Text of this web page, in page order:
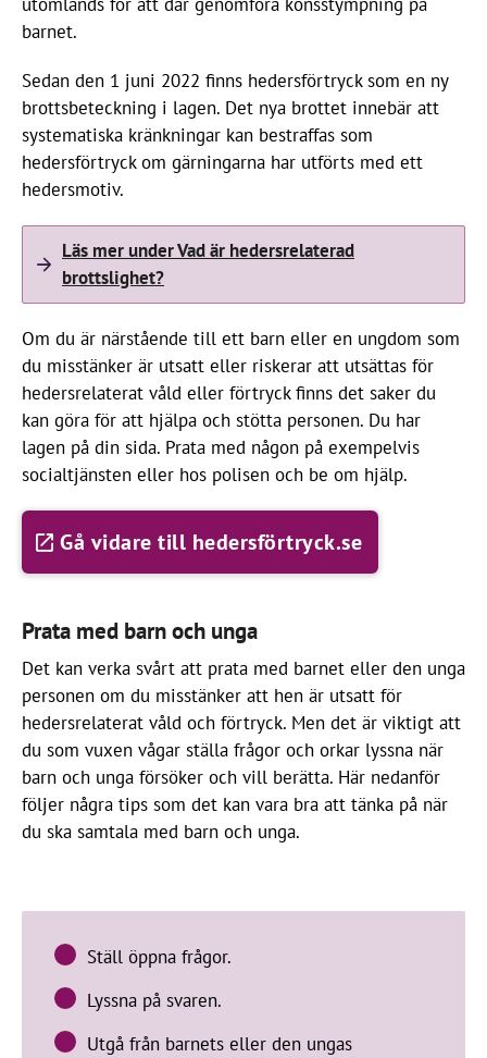
barnet.
Sedan den 1 juni 2022 finns hedersförtryck som en ny
brottsbeteckning i lagen. Det nya brottet innebär att
systematiska kränkningar kan bestraffas som
hedersförtryck om gärningarna har utförts med ett
hedersmotiv.
Läs mer under Vad är hedersrelaterad
brottslighet?
Om du är närstående till ett barn eller en ungdom som
du misstänker är utsatt eller riskerar att utsättas för
hedersrelaterat våld eller förtryck finns det saker du
kan göra för att hjälpa och stötta personen. Du har
lagen på din sida. Prata med någon på exempelvis
socialtjänsten eller hos polisen och be om hjälp.
Gå vidare till hedersförtryck.se
Prata med barn och unga
Det kan verka svårt att prata med barnet eller den unga
personen om du misstänker att hen är utsatt för
hedersrelaterat våld och förtryck. Men det är viktigt att
du som vuxen vågar ställa frågor och orkar lyssna när
barn och unga försöker och vill berätta. Här nedanför
följer några tips som det kan vara bra att tänka på när
du ska samtala med barn och unga.
Ställ öppna frågor.
Lyssna på svaren.
Utgå från barnets eller den ungas